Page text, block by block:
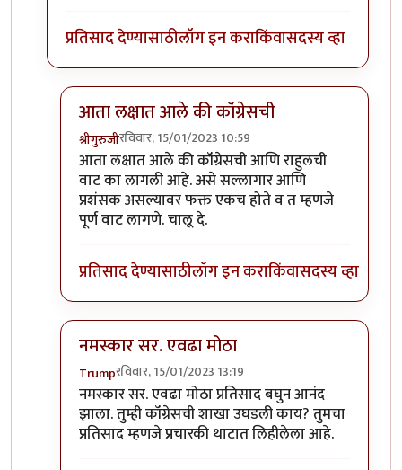
प्रतिसाद देण्यासाठीलॉग इन कराकिंवासदस्य व्हा
आता लक्षात आले की कॉंग्रेसची
श्रीगुरुजीरविवार, 15/01/2023 10:59
In reply toसल्लागारांना असे वाटत असावे की...
आता लक्षात आले की कॉंग्रेसची आणि राहुलची
वाट का लागली आहे. असे सल्लागार आणि
प्रशंसक असल्यावर फक्त एकच होते व त म्हणजे
पूर्ण वाट लागणे. चालू दे.
प्रतिसाद देण्यासाठीलॉग इन कराकिंवासदस्य व्हा
नमस्कार सर. एवढा मोठा
Trumpरविवार, 15/01/2023 13:19
In reply toसल्लागारांना असे वाटत असावे की...
नमस्कार सर. एवढा मोठा प्रतिसाद बघुन आनंद
झाला. तुम्ही कॉंग्रेसची शाखा उघडली काय? तुमचा
प्रतिसाद म्हणजे प्रचारकी थाटात लिहीलेला आहे.